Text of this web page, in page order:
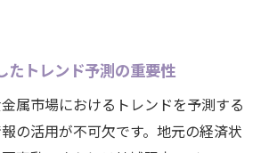
場と地域経済の相関関係
の動向が市場に与える影響
の健全性を測る指標
たトレンド予測の重要性
属市場におけるトレンドを予測する
の活用が不可欠です。地元の経済状